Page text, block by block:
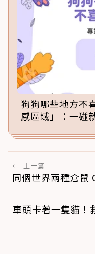
狗狗哪些地方不
感區域」：一碰
← 上一篇
同個世界兩種倉鼠
車頭卡著一隻貓！